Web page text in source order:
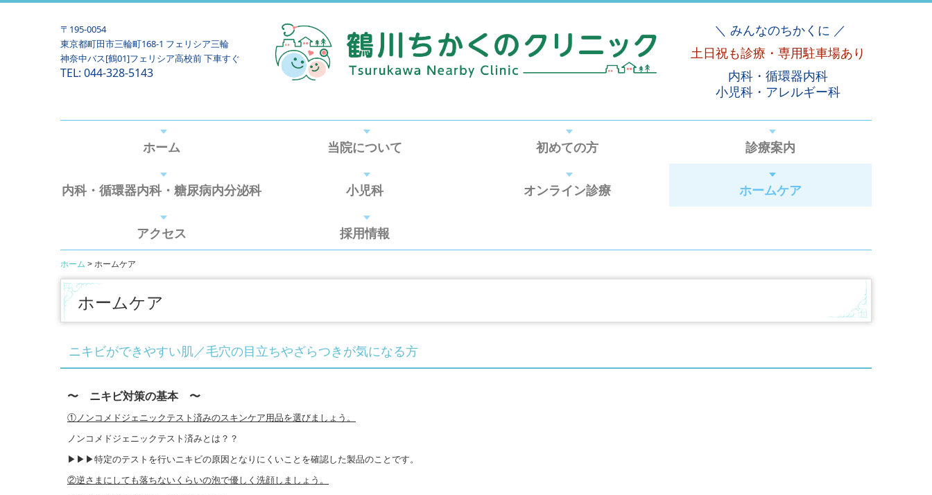
〒195-0054
東京都町田市三輪町168-1 フェリシア三輪
神奈中バス[鶴01]フェリシア高校前 下車すぐ
TEL: 044-328-5143
＼ みんなのちかくに ／
土日祝も診療・ 専用駐車場あり
内科・循環器内科
小児科・ アレルギー科
ホーム 当院について 初めての方 診療案内
内科・循環器内科・糖尿病内分泌科 小児科 オンライン診療 ホームケア
アクセス 採用情報
ホーム ホームケア
ホームケア
ニキビができやすい肌／毛穴の目立ちやざらつきが気になる方
〜 ニキビ対策の基本 〜
①ノンコメドジェニックテスト済みのスキンケア用品を選びましょう。
ノンコメドジェニックテスト済みとは？？
▶︎▶︎▶︎特定のテストを行いニキビの原因となりにくいことを確認した製品のことです。
②逆さまにしても落ちないくらいの泡で優しく洗顔しましょう。